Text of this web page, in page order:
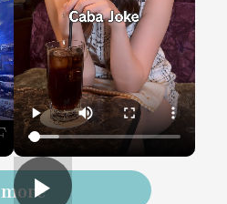
▶
more